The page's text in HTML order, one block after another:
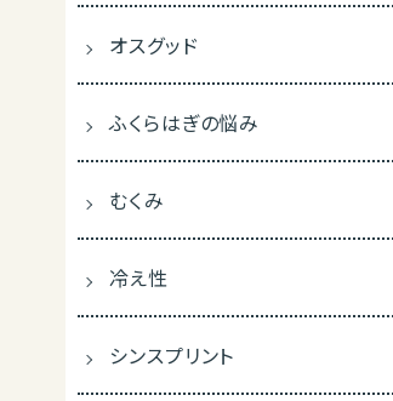
オスグッド
ふくらはぎの悩み
むくみ
冷え性
シンスプリント